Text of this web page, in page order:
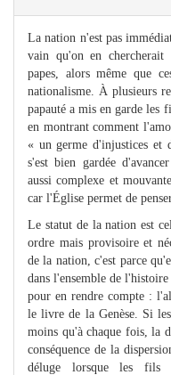
La nation n'est pas
vain qu'on en chercherait
papes, alors même que
nationalisme. À plusieurs
papauté a mis en garde les
en montrant comment
« un germe d'injustices et
s'est bien gardée
aussi complexe et
car l'Église permet de
Le statut de la nation est
ordre mais provisoire et
de la nation, c'est parce
dans l'ensemble de
pour en rendre compte :
le livre de la Genèse. Si
moins qu'à chaque fois, la
conséquence de la
déluge lorsque les fils